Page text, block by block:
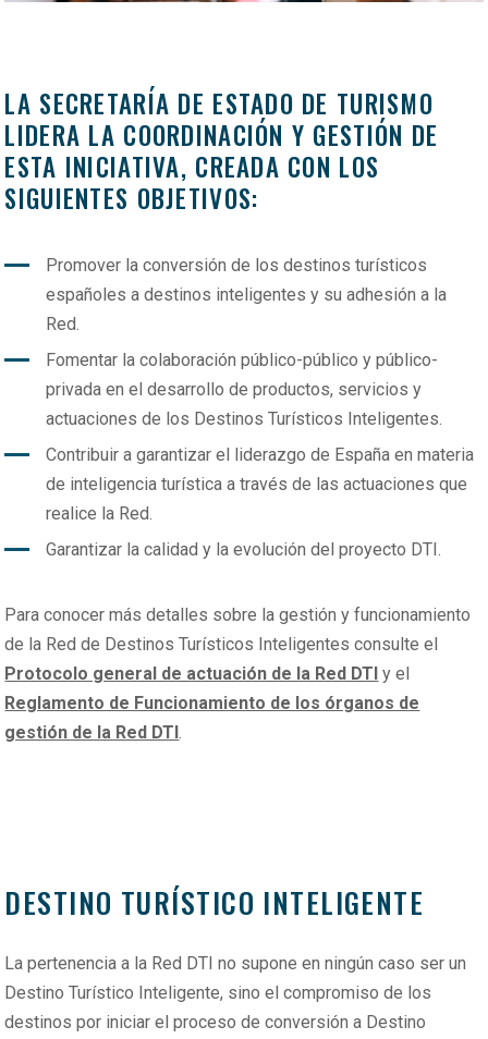
LA SECRETARÍA DE ESTADO DE TURISMO
LIDERA LA COORDINACIÓN Y GESTIÓN DE
ESTA INICIATIVA, CREADA CON LOS
SIGUIENTES OBJETIVOS:
Promover la conversión de los destinos turísticos
españoles a destinos inteligentes y su adhesión a la
Red.
Fomentar la colaboración público-público y público-
privada en el desarrollo de productos, servicios y
actuaciones de los Destinos Turísticos Inteligentes.
Contribuir a garantizar el liderazgo de España en materia
de inteligencia turística a través de las actuaciones que
realice la Red.
Garantizar la calidad y la evolución del proyecto DTI.
Para conocer más detalles sobre la gestión y funcionamiento
de la Red de Destinos Turísticos Inteligentes consulte el
Protocolo general de actuación de la Red DTI y el
Reglamento de Funcionamiento de los órganos de
gestión de la Red DTI.
DESTINO TURÍSTICO INTELIGENTE
La pertenencia a la Red DTI no supone en ningún caso ser un
Destino Turístico Inteligente, sino el compromiso de los
destinos por iniciar el proceso de conversión a Destino